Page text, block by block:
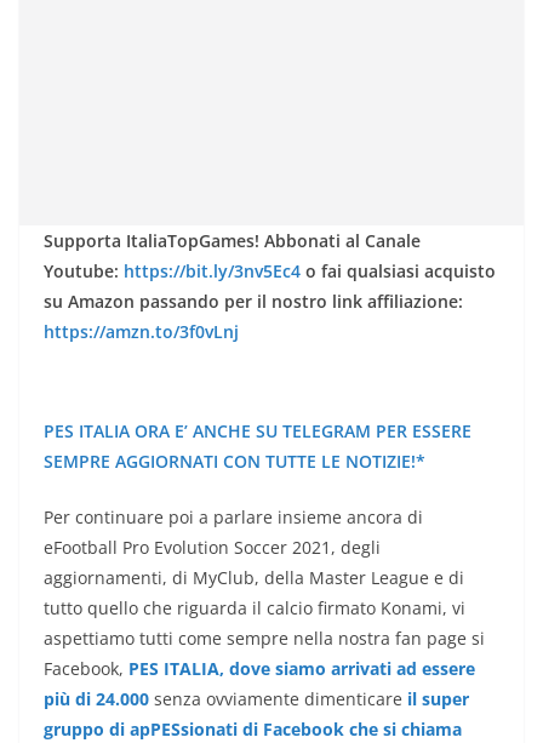
Supporta ItaliaTopGames! Abbonati al Canale
Youtube: https://bit.ly/3nv5Ec4 o fai qualsiasi acquisto
su Amazon passando per il nostro link affiliazione:
https://amzn.to/3f0vLnj
PES ITALIA ORA E’ ANCHE SU TELEGRAM PER ESSERE
SEMPRE AGGIORNATI CON TUTTE LE NOTIZIE!*
Per continuare poi a parlare insieme ancora di
eFootball Pro Evolution Soccer 2021, degli
aggiornamenti, di MyClub, della Master League e di
tutto quello che riguarda il calcio firmato Konami, vi
aspettiamo tutti come sempre nella nostra fan page si
Facebook, PES ITALIA, dove siamo arrivati ad essere
più di 24.000 senza ovviamente dimenticare il super
gruppo di apPESsionati di Facebook che si chiama